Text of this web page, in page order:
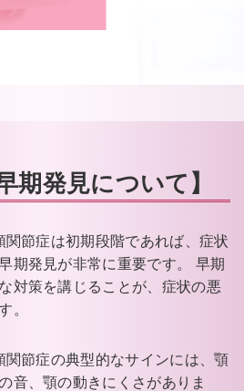
期発見について】
節症は初期段階であれば、症状
期発見が非常に重要です。 早期
対策を講じることが、症状の悪
。
節症の典型的なサインには、顎
音、顎の動きにくさがありま